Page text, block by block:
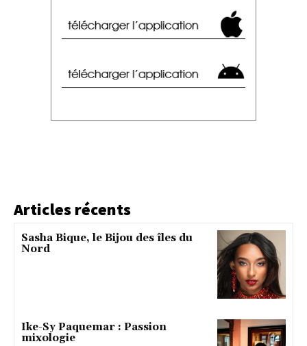
Articles récents
Sasha Bique, le Bijou des îles du
Nord
Ike-Sy Paquemar : Passion
mixologie